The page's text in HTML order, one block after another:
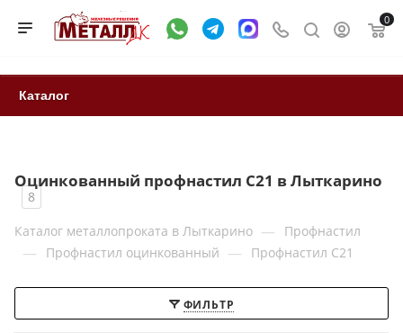
0
Каталог
Оцинкованный профнастил С21 в Лыткарино
8
Каталог металлопроката в Лыткарино — Профнастил
— Профнастил оцинкованный — Профнастил С21
ФИЛЬТР